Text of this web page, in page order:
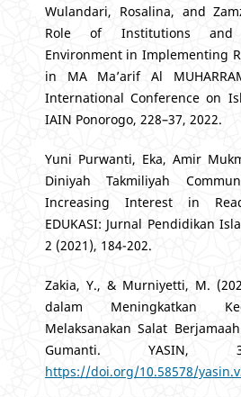
Wulandari, Rosalina, and
Role of Institutions and
Environment in Implementing
in MA Ma’arif Al
International Conference on
IAIN Ponorogo, 228–37, 2022.
Yuni Purwanti, Eka, Amir
Diniyah Takmiliyah
Increasing Interest in
EDUKASI: Jurnal Pendidikan
2 (2021), 184-202.
Zakia, Y., & Murniyetti, M.
dalam Meningkatkan
Melaksanakan Salat
Gumanti. YASIN,
https://doi.org/10.58578/